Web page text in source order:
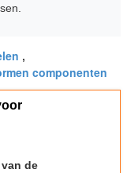
,
componenten
de